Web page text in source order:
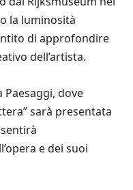
la luminosità
di approfondire
dell’artista.
dove
sarà presentata
e dei suoi